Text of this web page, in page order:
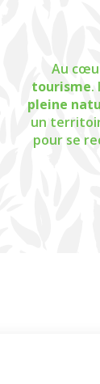
Au
tourisme.
pleine
un
pour se